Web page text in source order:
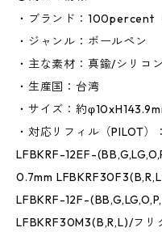
・ブランド：100percent
・ジャンル：ボールペン
・主な素材：真鍮/シリコン
・生産国：台湾
・サイズ：約
・対応リフィル（PILOT
LFBKRF-12EF-
0.7mm
LFBKRF-12F-
LFBKRF30M3(B,R,L)/フリ